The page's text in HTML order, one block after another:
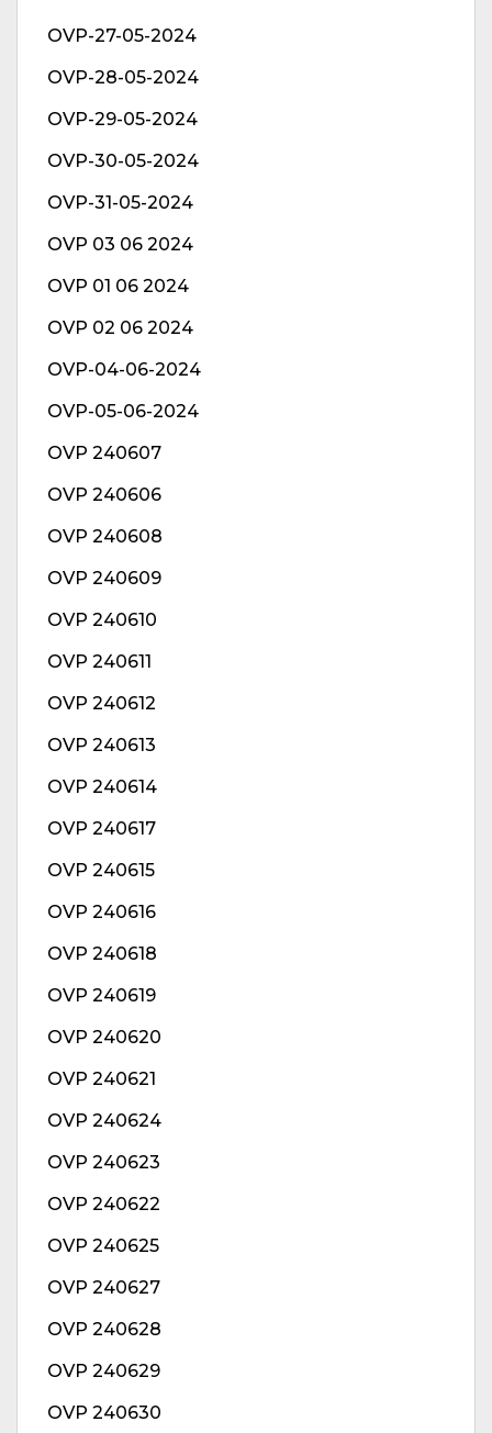
OVP-27-05-2024
OVP-28-05-2024
OVP-29-05-2024
OVP-30-05-2024
OVP-31-05-2024
OVP 03 06 2024
OVP 01 06 2024
OVP 02 06 2024
OVP-04-06-2024
OVP-05-06-2024
OVP 240607
OVP 240606
OVP 240608
OVP 240609
OVP 240610
OVP 240611
OVP 240612
OVP 240613
OVP 240614
OVP 240617
OVP 240615
OVP 240616
OVP 240618
OVP 240619
OVP 240620
OVP 240621
OVP 240624
OVP 240623
OVP 240622
OVP 240625
OVP 240627
OVP 240628
OVP 240629
OVP 240630